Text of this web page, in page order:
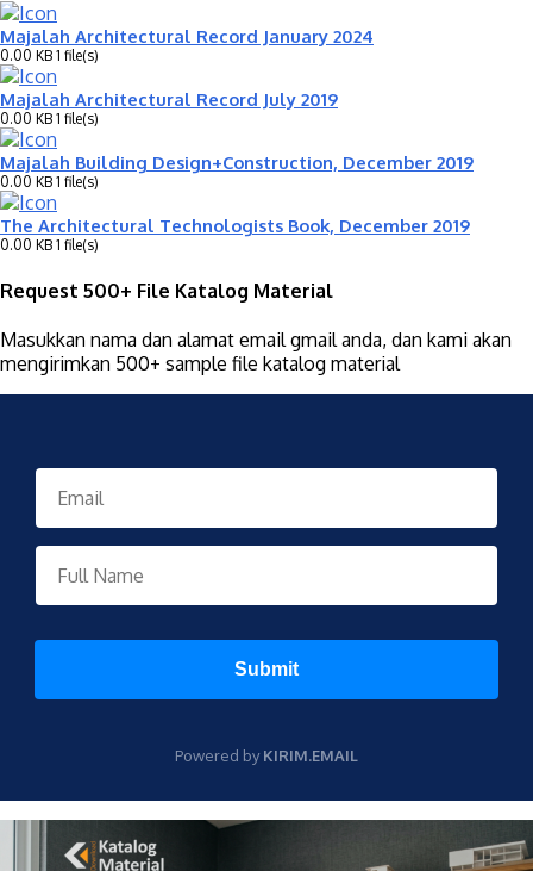
Majalah Architectural Record January 2024
0.00 KB 1 file(s)
Majalah Architectural Record July 2019
0.00 KB 1 file(s)
Majalah Building Design+Construction, December 2019
0.00 KB 1 file(s)
The Architectural Technologists Book, December 2019
0.00 KB 1 file(s)
Request 500+ File Katalog Material
Masukkan nama dan alamat email gmail anda, dan kami akan
mengirimkan 500+ sample file katalog material
Submit
Powered byKIRIM.EMAIL